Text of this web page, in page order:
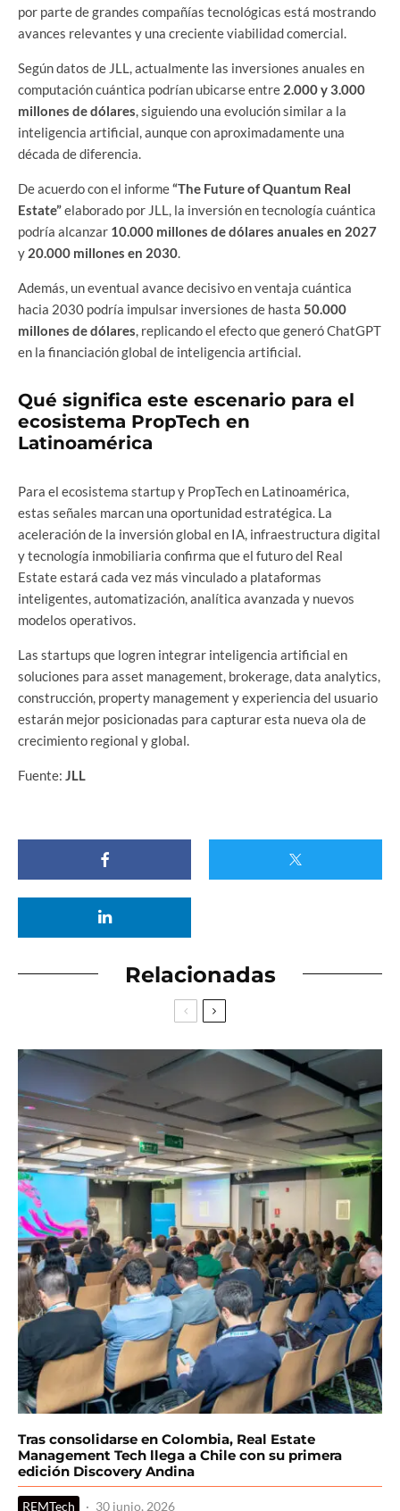
por parte de grandes compañías tecnológicas está mostrando
avances relevantes y una creciente viabilidad comercial.
Según datos de JLL, actualmente las inversiones anuales en
computación cuántica podrían ubicarse entre 2.000 y 3.000
millones de dólares, siguiendo una evolución similar a la
inteligencia artificial, aunque con aproximadamente una
década de diferencia.
De acuerdo con el informe“The Future of Quantum Real
Estate”elaborado por JLL, la inversión en tecnología cuántica
podría alcanzar 10.000 millones de dólares anuales en 2027
y 20.000 millones en 2030.
Además, un eventual avance decisivo en ventaja cuántica
hacia 2030 podría impulsar inversiones de hasta 50.000
millones de dólares, replicando el efecto que generó ChatGPT
en la financiación global de inteligencia artificial.
Qué significa este escenario para el
ecosistema PropTech en
Latinoamérica
Para el ecosistema startup y PropTech en Latinoamérica,
estas señales marcan una oportunidad estratégica. La
aceleración de la inversión global en IA, infraestructura digital
y tecnología inmobiliaria confirma que el futuro del Real
Estate estará cada vez más vinculado a plataformas
inteligentes, automatización, analítica avanzada y nuevos
modelos operativos.
Las startups que logren integrar inteligencia artificial en
soluciones para asset management, brokerage, data analytics,
construcción, property management y experiencia del usuario
estarán mejor posicionadas para capturar esta nueva ola de
crecimiento regional y global.
Fuente: JLL
Relacionadas
Tras consolidarse en Colombia, Real Estate
Management Tech llega a Chile con su primera
edición Discovery Andina
REMTech · 30 junio, 2026